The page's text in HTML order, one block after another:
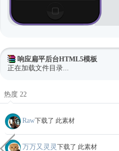
响应扁平后台HTML5模板
正在加载文件目录...
热度 22
Raw下载了 此素材
万万又灵灵 下载了 此素材